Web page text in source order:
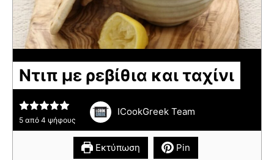
Ντιπ με ρεβίθια και ταχίνι
5 από 4 ψήφους
ICookGreek Team
Εκτύπωση
Pin